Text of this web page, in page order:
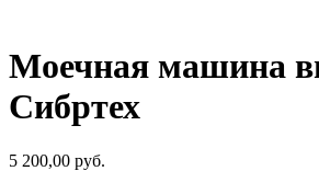
Моечная машина
Сибртех
5 200,00 руб.